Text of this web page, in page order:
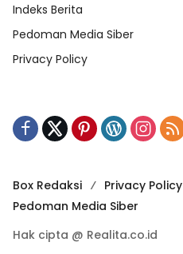
Indeks Berita
Pedoman Media Siber
Privacy Policy
Box Redaksi Privacy Policy
Pedoman Media Siber
Hak cipta @ Realita.co.id